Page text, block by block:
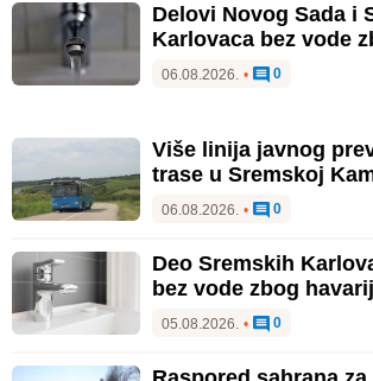
Delovi Novog Sada i
Karlovaca bez vode
06.08.2026. • 0
Više linija javnog
trase u Sremskoj
06.08.2026. • 0
Deo Sremskih
bez vode zbog
05.08.2026. • 0